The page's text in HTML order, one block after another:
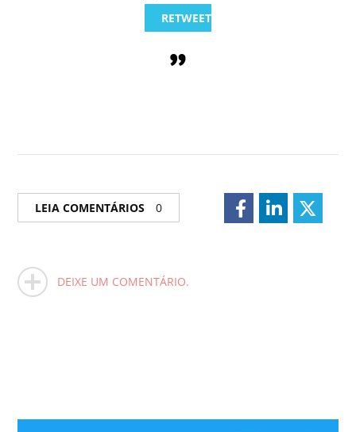
RETWEET
LEIA COMENTÁRIOS 0
DEIXE UM COMENTÁRIO.